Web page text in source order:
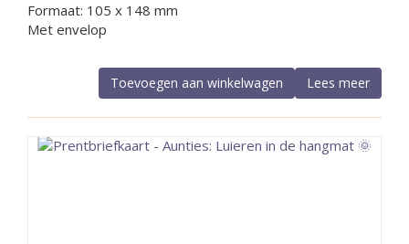
Formaat: 105 x 148 mm
Met envelop
Lees meer
Toevoegen aan winkelwagen